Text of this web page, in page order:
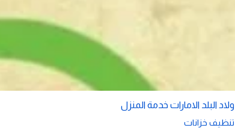
ولاد البلد الامارات خدمة المنزل
تنظيف خزانات